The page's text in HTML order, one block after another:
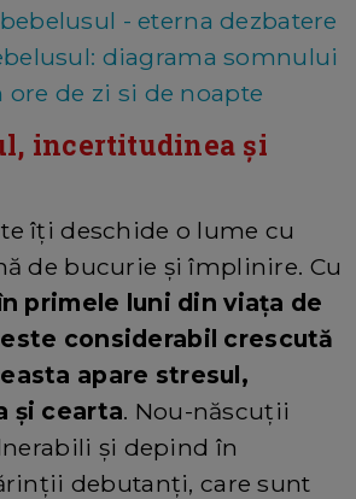
- eterna dezbatere
diagrama somnului
de zi si de noapte
incertitudinea și
îți deschide o lume cu
de bucurie și împlinire. Cu
primele luni din viața de
considerabil crescută
apare stresul,
și cearta. Nou-născuții
și depind în
debutanți, care sunt